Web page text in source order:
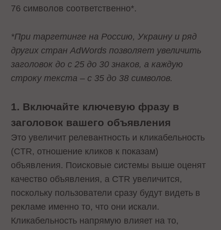
76 символов соответственно*.
*При таргетинге на Россию, Украину и ряд
других стран AdWords позволяет увеличить
заголовок до с 25 до 30 знаков, а каждую
строку текста – с 35 до 38 символов.
1. Включайте ключевую фразу в
заголовок вашего объявления
Это увеличит релевантность и кликабельность
(CTR, отношение кликов к показам)
объявления. Поисковые системы выше оценят
качество объявления, а CTR увеличится,
поскольку пользователи сразу будут видеть в
рекламе именно то, что они искали.
Кликабельность напрямую влияет на то,